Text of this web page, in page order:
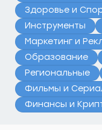
Здоровье и
Инструменты
Маркетинг и
Образование
Региональные
Фильмы и
Финансы и